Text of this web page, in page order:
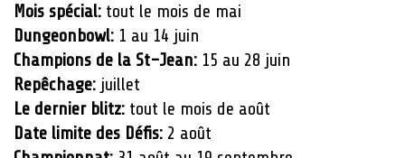
Mois spécial: tout le mois de mai
Dungeonbowl: 1 au 14 juin
Champions de la St-Jean: 15 au 28 juin
Repêchage: juillet
Le dernier blitz: tout le mois de août
Date limite des Défis: 2 août